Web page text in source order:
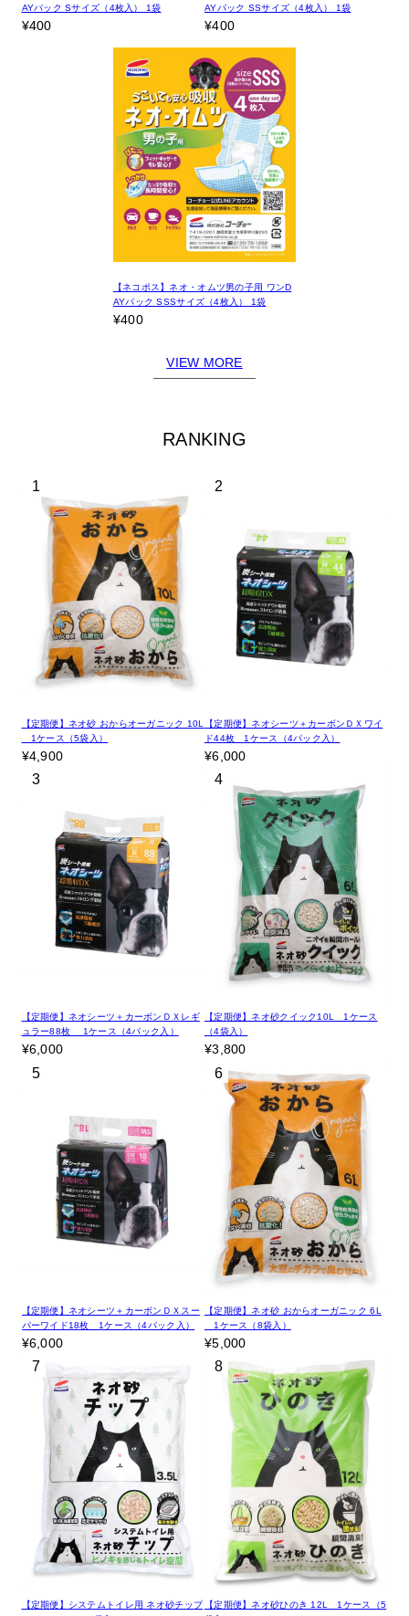
AYパック Sサイズ（4枚入） 1袋
¥400
AYパック SSサイズ（4枚入） 1袋
¥400
【ネコポス】ネオ・オムツ男の子用 ワンD
AYパック SSSサイズ（4枚入） 1袋
¥400
VIEW MORE
RANKING
1
【定期便】ネオ砂 おからオーガニック 10L
1ケース（5袋入）
¥4,900
2
【定期便】ネオシーツ＋カーボンＤＸワイ
ド44枚 1ケース（4パック入）
¥6,000
3
【定期便】ネオシーツ＋カーボンＤＸレギ
ュラー88枚 1ケース（4パック入）
¥6,000
4
【定期便】ネオ砂クイック10L 1ケース
（4袋入）
¥3,800
5
【定期便】ネオシーツ＋カーボンＤＸスー
パーワイド18枚 1ケース（4パック入）
¥6,000
6
【定期便】ネオ砂 おからオーガニック 6L
1ケース（8袋入）
¥5,000
7
【定期便】システムトイレ用 ネオ砂チップ
8
【定期便】ネオ砂ひのき 12L 1ケース（5